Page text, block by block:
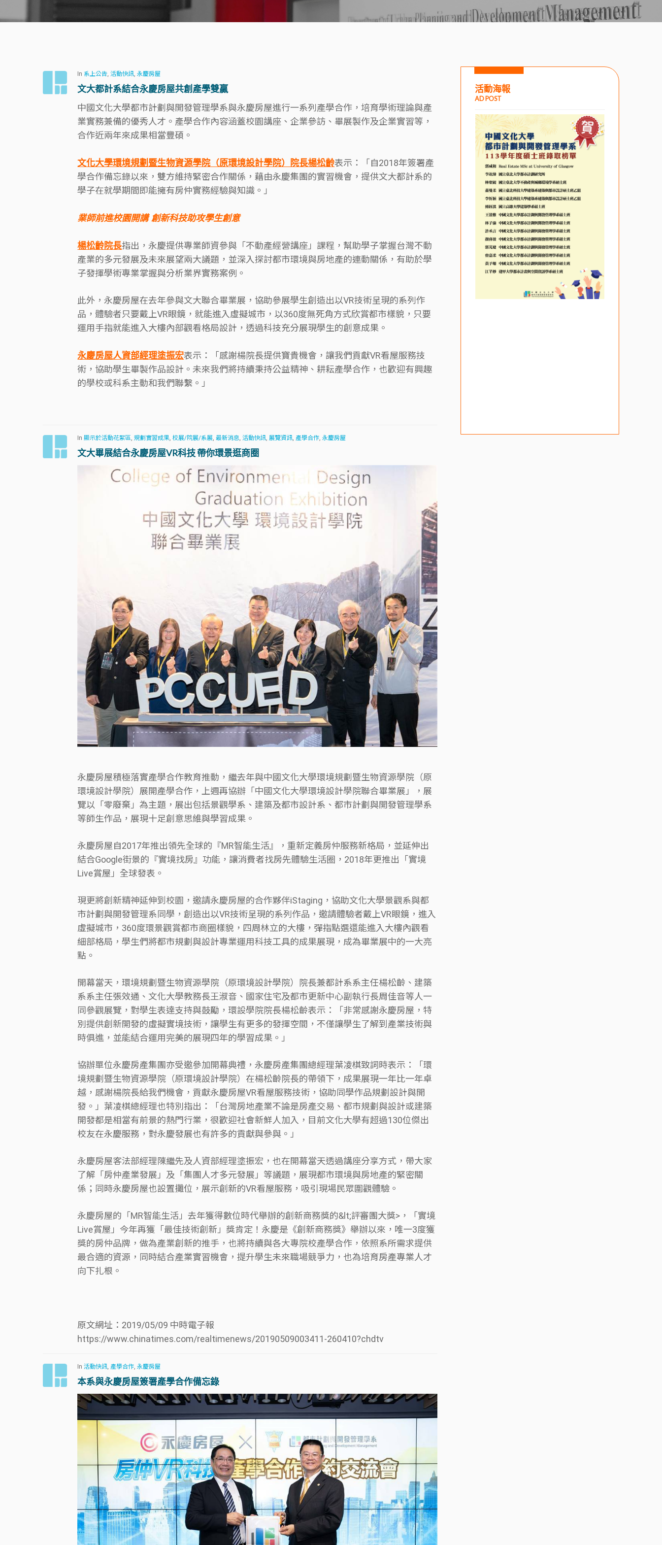
Hit enter to search or ESC to close
In 系上公告,活動快訊,永慶房屋
文大都計系結合永慶房屋共創產學雙贏
中國文化大學都市計劃與開發管理學系與永慶房屋進行一系列產學合作，培育學術理論與產
業實務兼備的優秀人才。產學合作內容涵蓋校園講座、企業參訪、畢展製作及企業實習等，
合作近兩年來成果相當豐碩。
文化大學環境規劃暨生物資源學院（原環境設計學院）院長楊松齡表示：「自2018年簽署產
學合作備忘錄以來，雙方維持緊密合作關係，藉由永慶集團的實習機會，提供文大都計系的
學子在就學期間即能擁有房仲實務經驗與知識。」
業師前進校園開講 創新科技助攻學生創意
楊松齡院長指出，永慶提供專業師資參與「不動產經營講座」課程，幫助學子掌握台灣不動
產業的多元發展及未來展望兩大議題，並深入探討都市環境與房地產的連動關係，有助於學
子發揮學術專業掌握與分析業界實務案例。
此外，永慶房屋在去年參與文大聯合畢業展，協助參展學生創造出以VR技術呈現的系列作
品，體驗者只要戴上VR眼鏡，就能進入虛擬城市，以360度無死角方式欣賞都市樣貌，只要
運用手指就能進入大樓內部觀看格局設計，透過科技充分展現學生的創意成果。
永慶房屋人資部經理塗振宏表示：「感謝楊院長提供寶貴機會，讓我們貢獻VR看屋服務技
術，協助學生畢製作品設計。未來我們將持續秉持公益精神、耕耘產學合作，也歡迎有興趣
的學校或科系主動和我們聯繫。」
In顯示於活動花絮區,規劃實習成果,校展/院展/系展,最新消息,活動快訊,展覽資訊, 產學合作,永慶房屋
文大畢展結合永慶房屋VR科技 帶你環景逛商圈
永慶房屋積極落實產學合作教育推動，繼去年與中國文化大學環境規劃暨生物資源學院（原
環境設計學院）展開產學合作，上週再協辦「中國文化大學環境設計學院聯合畢業展」，展
覽以「零廢棄」為主題，展出包括景觀學系、建築及都市設計系、都市計劃與開發管理學系
等師生作品，展現十足創意思維與學習成果。
永慶房屋自2017年推出領先全球的『MR智能生活』，重新定義房仲服務新格局，並延伸出
結合Google街景的『實境找房』功能，讓消費者找房先體驗生活圈，2018年更推出「實境
Live賞屋」全球發表。
現更將創新精神延伸到校園，邀請永慶房屋的合作夥伴iStaging，協助文化大學景觀系與都
市計劃與開發管理系同學，創造出以VR技術呈現的系列作品，邀請體驗者戴上VR眼鏡，進入
虛擬城市，360度環景觀賞都市商圈樣貌，四周林立的大樓，彈指點選還能進入大樓內觀看
細部格局，學生們將都市規劃與設計專業運用科技工具的成果展現，成為畢業展中的一大亮
點。
開幕當天，環境規劃暨生物資源學院（原環境設計學院）院長兼都計系系主任楊松齡、建築
系系主任張效通、文化大學教務長王淑音、國家住宅及都市更新中心副執行長周佳音等人一
同參觀展覽，對學生表達支持與鼓勵，環設學院院長楊松齡表示：「非常感謝永慶房屋，特
別提供創新開發的虛擬實境技術，讓學生有更多的發揮空間，不僅讓學生了解到產業技術與
時俱進，並能結合運用完美的展現四年的學習成果。」
協辦單位永慶房產集團亦受邀參加開幕典禮，永慶房產集團總經理葉凌棋致詞時表示：「環
境規劃暨生物資源學院（原環境設計學院）在楊松齡院長的帶領下，成果展現一年比一年卓
越，感謝楊院長給我們機會，貢獻永慶房屋VR看屋服務技術，協助同學作品規劃設計與開
發。」葉凌棋總經理也特別指出：「台灣房地產業不論是房產交易、都市規劃與設計或建築
開發都是相當有前景的熱門行業，很歡迎社會新鮮人加入，目前文化大學有超過130位傑出
校友在永慶服務，對永慶發展也有許多的貢獻與參與。」
永慶房屋客法部經理陳繼先及人資部經理塗振宏，也在開幕當天透過講座分享方式，帶大家
了解「房仲產業發展」及「集團人才多元發展」等議題，展現都市環境與房地產的緊密關
係；同時永慶房屋也設置攤位，展示創新的VR看屋服務，吸引現場民眾圍觀體驗。
永慶房屋的「MR智能生活」去年獲得數位時代舉辦的創新商務獎的&lt;評審團大獎>，「實境
Live賞屋」今年再獲「最佳技術創新」獎肯定！永慶是《創新商務獎》舉辦以來，唯一3度獲
獎的房仲品牌，做為產業創新的推手，也將持續與各大專院校產學合作，依照系所需求提供
最合適的資源，同時結合產業實習機會，提升學生未來職場競爭力，也為培育房產專業人才
向下扎根。
原文網址：2019/05/09 中時電子報
https://www.chinatimes.com/realtimenews/20190509003411-260410?chdtv
In活動快訊 產學合作 ,永慶房屋
本系與永慶房屋簽署產學合作備忘錄
活動海報
AD POST